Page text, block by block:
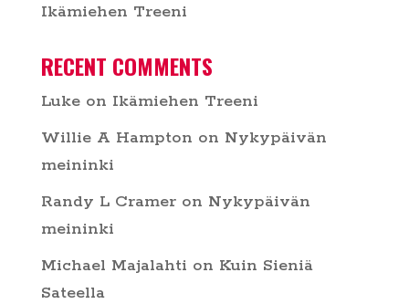
Ikämiehen Treeni
RECENT COMMENTS
Lukeon Ikämiehen Treeni
Willie A Hampton on Nykypäivän
meininki
Randy L Crameron Nykypäivän
meininki
Michael Majalahti on Kuin Sieniä
Sateella